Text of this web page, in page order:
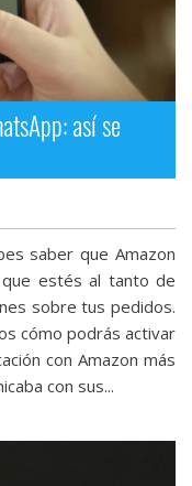
así se
saber que Amazon
estés al tanto de
sobre tus pedidos.
cómo podrás activar
con Amazon más
con sus...